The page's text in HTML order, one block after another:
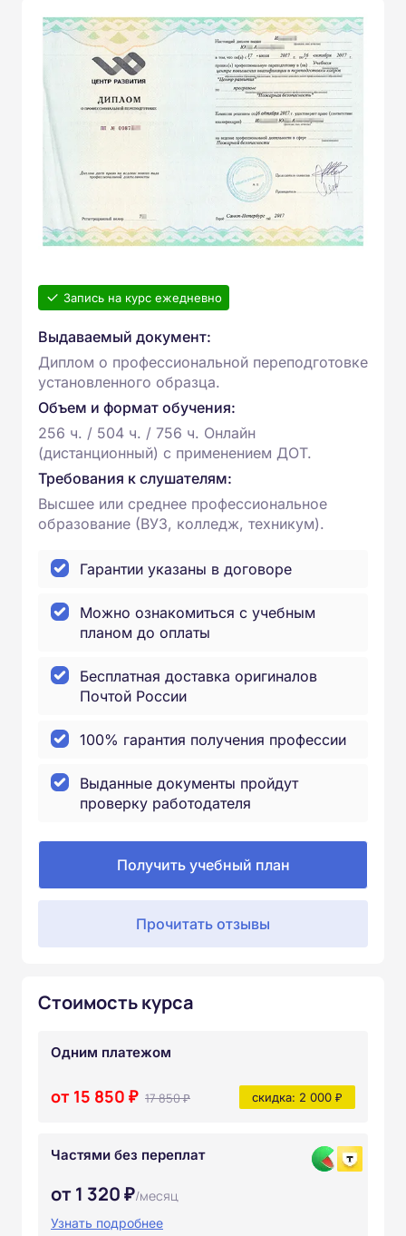
Запись на курс ежедневно
Выдаваемый документ:
Диплом о профессиональной переподготовке
установленного образца.
Объем и формат обучения:
256 ч. / 504 ч. / 756 ч. Онлайн
(дистанционный) с применением ДОТ.
Требования к слушателям:
Высшее или среднее профессиональное
образование (ВУЗ, колледж, техникум).
Гарантии указаны в договоре
Можно ознакомиться с учебным
планом до оплаты
Бесплатная доставка оригиналов
Почтой России
100% гарантия получения профессии
Выданные документы пройдут
проверку работодателя
Получить учебный план
Прочитать отзывы
Стоимость курса
Одним платежом
от 15 850 ₽ 17 850 ₽ скидка: 2 000 ₽
Частями без переплат
от 1 320 ₽/месяц
Узнать подробнее